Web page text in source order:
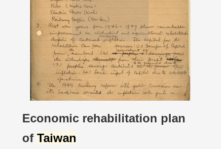
Economic rehabilitation plan
of Taiwan